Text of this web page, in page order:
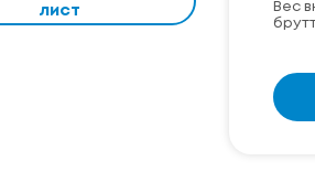
лист
Вес